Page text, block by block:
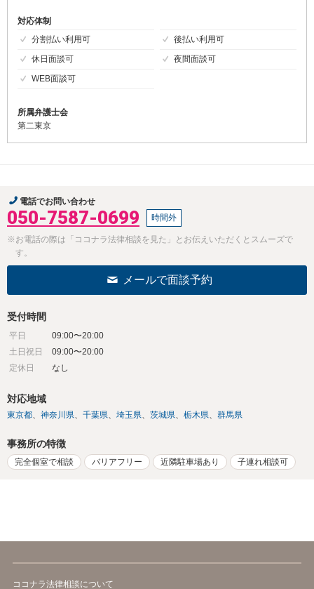
対応体制
分割払い利用可
後払い利用可
休日面談可
夜間面談可
WEB面談可
所属弁護士会
第二東京
電話でお問い合わせ
050-7587-0699 時間外
※お電話の際は「ココナラ法律相談を見た」とお伝えいただくとスムーズで
す。
メールで面談予約
受付時間
平日
09:00〜20:00
土日祝日
09:00〜20:00
定休日
なし
対応地域
東京都 神奈川県 千葉県 埼玉県 茨城県 栃木県 群馬県
事務所の特徴
完全個室で相談 バリアフリー 近隣駐車場あり 子連れ相談可
ココナラ法律相談について